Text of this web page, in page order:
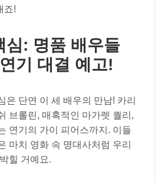
죠!
심: 명품 배우들
기 대결 예고!
은 단연 이 세 배우의 만남! 카리
브롤린, 매혹적인 마가렛 퀄리,
연기의 가이 피어스까지. 이들
마치 영화 속 명대사처럼 우리
힐 거예요.